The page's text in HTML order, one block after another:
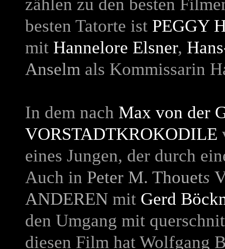
zählen zu den besten
besten Tatorte ist PEGGY
mit Hannelore Elsner,
Anselm als Kommissarin
In dem nach Max von der
VORSTADTKROKODILE
eines Jungen, der durch
Auch in Peter M. Thouets
ANDEREN mit Gerd
den Umgang mit
diesen Film hat Wolfgang